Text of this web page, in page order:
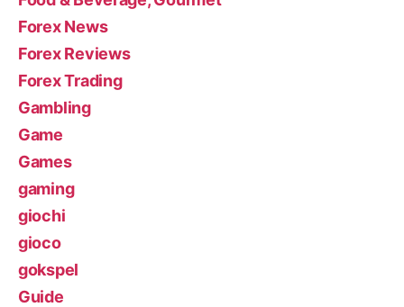
Forex News
Forex Reviews
Forex Trading
Gambling
Game
Games
gaming
giochi
gioco
gokspel
Guide